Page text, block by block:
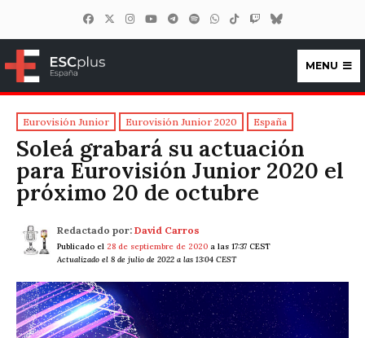
ESCplus España
MENU
Eurovisión Junior Eurovisión Junior 2020 España
Soleá grabará su actuación
para Eurovisión Junior 2020 el
próximo 20 de octubre
Redactado por: David Carros
Publicado el 28 de septiembre de 2020 a las 17:37 CEST
Actualizado el 8 de julio de 2022 a las 13:04 CEST